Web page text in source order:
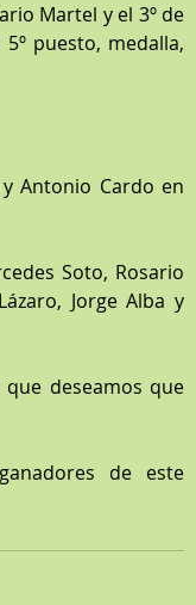
Martel y el 3º de
puesto, medalla,
Antonio Cardo en
Soto, Rosario
Jorge Alba y
deseamos que
de este